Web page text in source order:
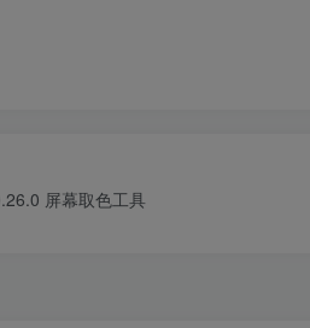
屏幕取色工具